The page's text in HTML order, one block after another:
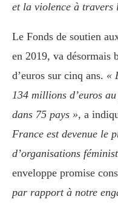
et la violence à travers
Le Fonds de soutien
en 2019, va désormais
d’euros sur cinq ans. «
134 millions d’euros
dans 75 pays », a
France est devenue le
d’organisations
enveloppe promise
par rapport à notre